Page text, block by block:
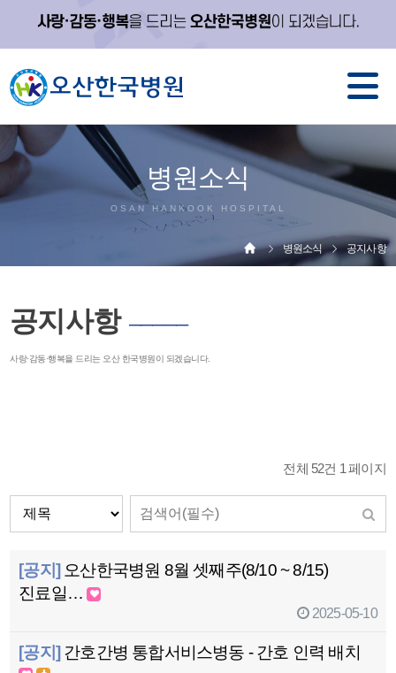
병원소식
OSAN HANKOOK HOSPITAL
병원소식 공지사항
공지사항 ─────
사랑·감동·행복을 드리는 오산 한국병원이 되겠습니다.
전체 52건 1 페이지
[공지] 오산한국병원 8월 셋째주(8/10 ~ 8/15)
진료일…
2025-05-10
[공지] 간호간병 통합서비스병동 - 간호 인력 배치